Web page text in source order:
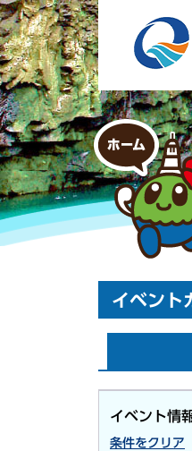
イベント
イベント情
条件をクリア